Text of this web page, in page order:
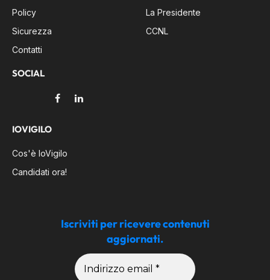
Policy
Sicurezza
Contatti
SOCIAL
FacebookLinkedIn
La Presidente
CCNL
IOVIGILO
Cos'è IoVigilo
Candidati ora!
Iscriviti per ricevere contenuti
aggiornati.